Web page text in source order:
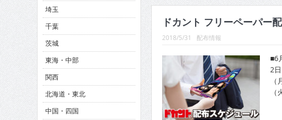
ドカント フリーペーパー
2018/5/31 配布情報
■6
2
埼玉
千葉
茨城
東海・中部
関西
北海道・東北
中国・四国